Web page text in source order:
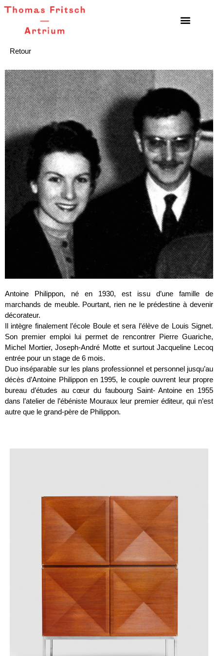
Retour
Antoine Philippon, né en 1930, est issu d’une famille de
marchands de meuble. Pourtant, rien ne le prédestine à devenir
décorateur.
Il intègre finalement l’école Boule et sera l’élève de Louis Signet.
Son premier emploi lui permet de rencontrer Pierre Guariche,
Michel Mortier, Joseph-André Motte et surtout Jacqueline Lecoq
entrée pour un stage de 6 mois.
Duo inséparable sur les plans professionnel et personnel jusqu’au
décès d’Antoine Philippon en 1995, le couple ouvrent leur propre
bureau d’études au cœur du faubourg Saint- Antoine en 1955
dans l’atelier de l’ébéniste Mouraux leur premier éditeur, qui n’est
autre que le grand-père de Philippon.